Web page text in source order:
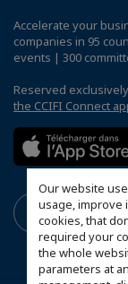
Our website
usage, improve
cookies, that
required your
the whole
parameters at
Accelerate your
companies in 95
events | 300
Reserved
the CCIFI Connect